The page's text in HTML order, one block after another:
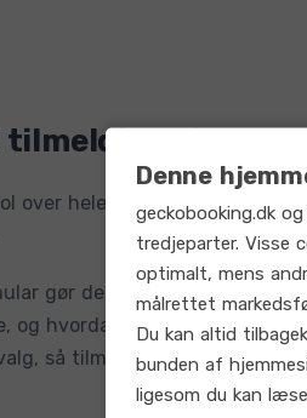
Denne
geckobooking.dk
tredjeparter. Visse
optimalt, mens
målrettet
Du kan altid
bunden af
ligesom du kan
tilmeldingsflow
over hele
gør det nemt at styre, hvilke
og hvordan forløbet skal se ud.
så tilmeldingen passer